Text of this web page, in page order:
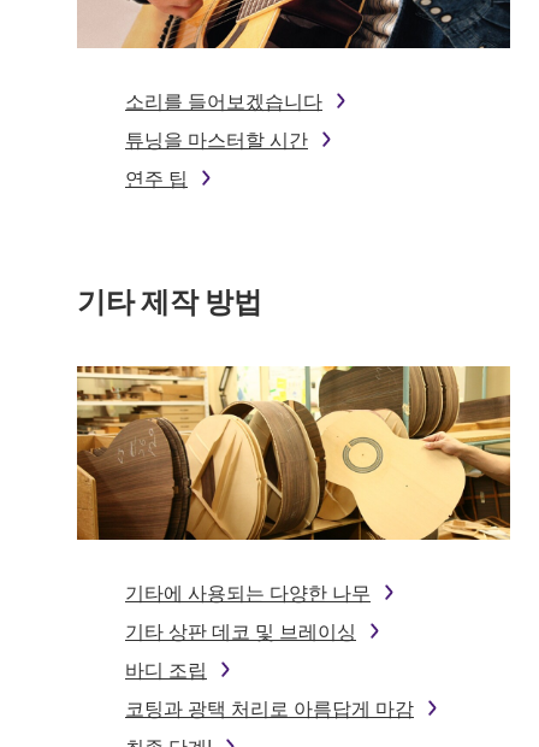
소리를 들어보겠습니다
튜닝을 마스터할 시간
연주 팁
기타 제작 방법
기타에 사용되는 다양한 나무
기타 상판 데코 및 브레이싱
바디 조립
코팅과 광택 처리로 아름답게 마감